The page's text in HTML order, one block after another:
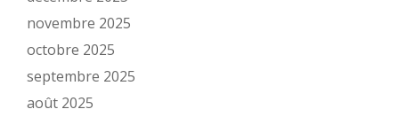
novembre 2025
octobre 2025
septembre 2025
août 2025